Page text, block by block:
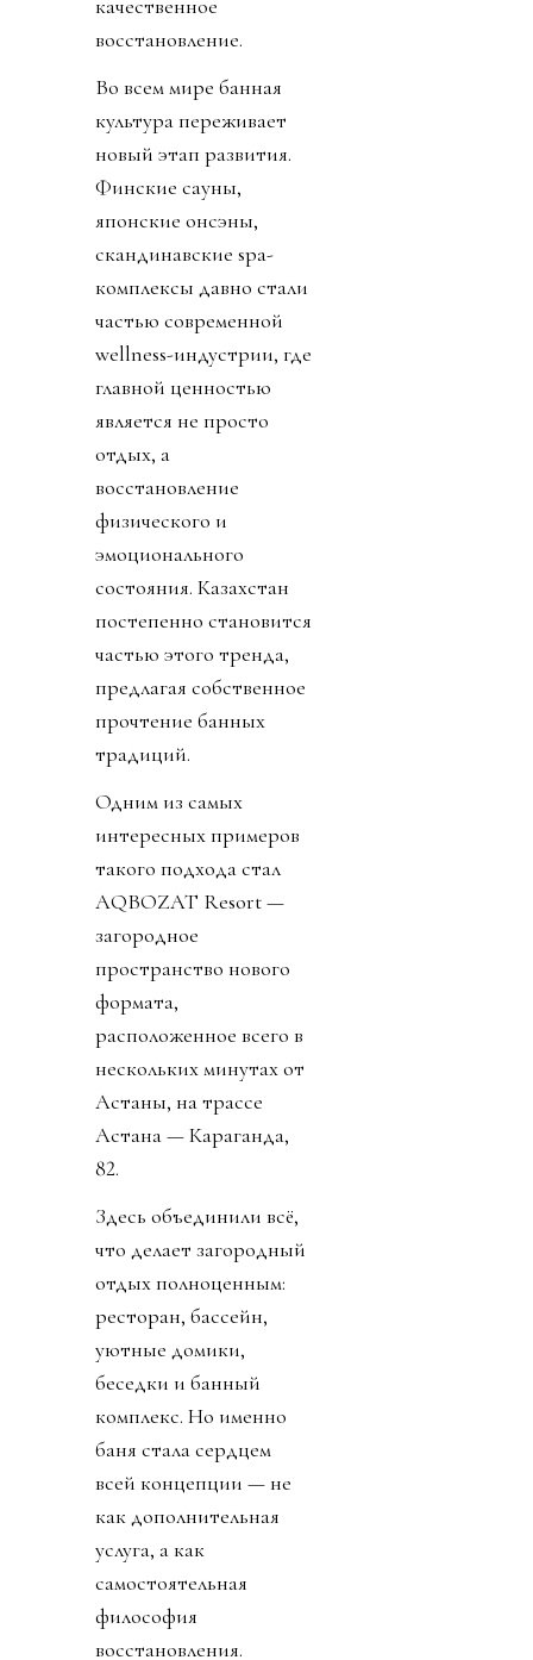
качественное
восстановление.
Во всем мире банная
культура переживает
новый этап развития.
Финские сауны,
японские онсэны,
скандинавские spa-
комплексы давно стали
частью современной
wellness-индустрии, где
главной ценностью
является не просто
отдых, а
восстановление
физического и
эмоционального
состояния. Казахстан
постепенно становится
частью этого тренда,
предлагая собственное
прочтение банных
традиций.
Одним из самых
интересных примеров
такого подхода стал
AQBOZAT Resort —
загородное
пространство нового
формата,
расположенное всего в
нескольких минутах от
Астаны, на трассе
Астана — Караганда,
82.
Здесь объединили всё,
что делает загородный
отдых полноценным:
ресторан, бассейн,
уютные домики,
беседки и банный
комплекс. Но именно
баня стала сердцем
всей концепции — не
как дополнительная
услуга, а как
самостоятельная
философия
восстановления.